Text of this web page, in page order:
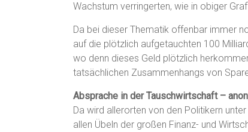
Wachstum verringerten, wie in obiger
Da bei dieser Thematik offenbar immer
auf die plötzlich aufgetauchten 100
wo denn dieses Geld plötzlich
tatsächlichen Zusammenhangs von
Absprache in der Tauschwirtschaft –
Da wird allerorten von den Politikern
allen Übeln der großen Finanz- und